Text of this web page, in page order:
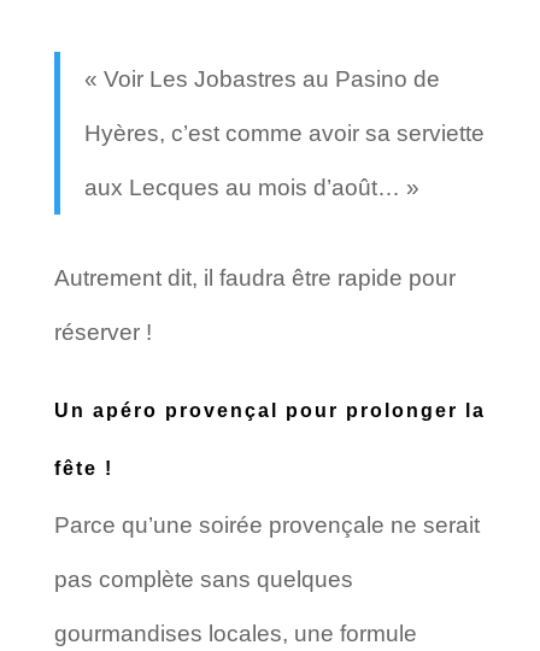
« Voir Les Jobastres au Pasino de
Hyères, c’est comme avoir sa serviette
aux Lecques au mois d’août… »
Autrement dit, il faudra être rapide pour
réserver !
Un apéro provençal pour prolonger la
fête !
Parce qu’une soirée provençale ne serait
pas complète sans quelques
gourmandises locales, une formule